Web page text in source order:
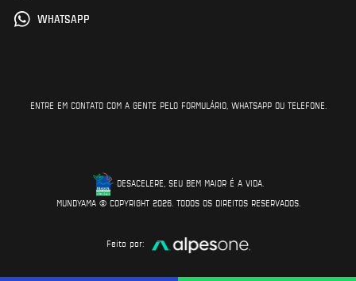
WHATSAPP
ENTRE EM CONTATO COM A GENTE PELO FORMULÁRIO, WHATSAPP OU TELEFONE.
DESACELERE, SEU BEM MAIOR É A VIDA.
MUNDYAMA © COPYRIGHT 2026. TODOS OS DIREITOS RESERVADOS.
Feito por: